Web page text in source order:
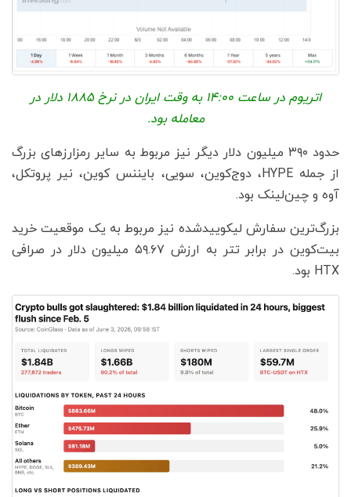
اتریوم در ساعت 14:00 به وقت ایران در نرخ 1885 دلار در
معامله بود.
حدود ۳۹۰ میلیون دلار دیگر نیز مربوط به سایر رمزارزهای بزرگ
از جمله HYPE، دوج‌کوین، سویی، بایننس کوین، نیر پروتکل،
آوه و چین‌لینک بود.
بزرگ‌ترین سفارش لیکوییدشده نیز مربوط به یک موقعیت خرید
بیت‌کوین در برابر تتر به ارزش ۵۹.۶۷ میلیون دلار در صرافی
HTX بود.